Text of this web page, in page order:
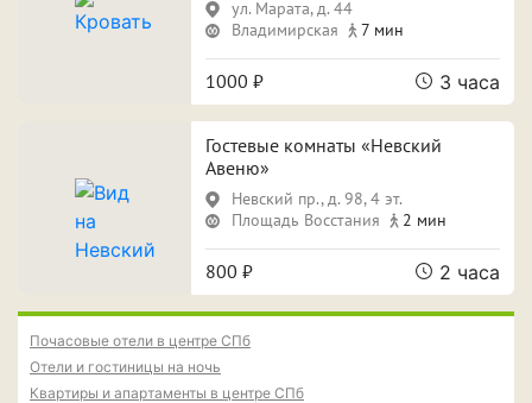
ПРИМЕНИТЬ ФИЛЬТРЫ ЗАКРЫТЬ
ул. Марата, д. 44
Владимирская
7 мин
1000 ₽ 3 часа
Гостевые комнаты «Невский
Авеню»
Невский пр., д. 98, 4 эт.
Площадь Восстания
2 мин
800 ₽ 2 часа
Почасовые отели в центре СПб
Отели и гостиницы на ночь
Квартиры и апартаменты в центре СПб